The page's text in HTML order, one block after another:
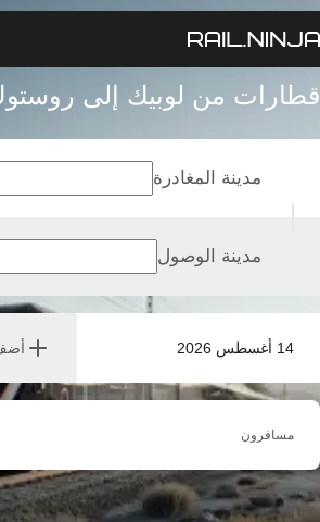
قطارات من لوبيك إلى
14 أغسطس 2026
مدينة المغادرة
مدينة الوصول
مسافرون